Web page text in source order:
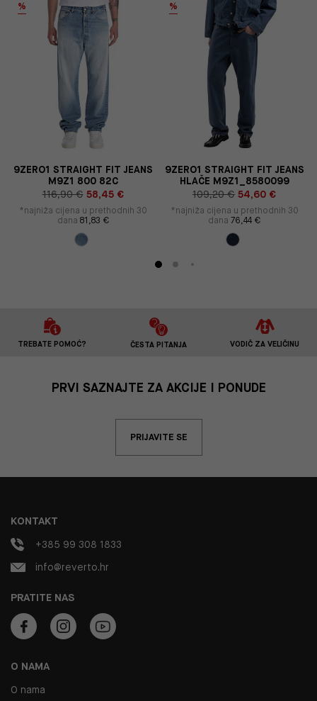
%
9ZERO1 STRAIGHT FIT JEANS
M9Z1 800 82C
116,90 € 58,45 €
*najniža cijena u prethodnih 30
dana 81,83 €
%
9ZERO1 STRAIGHT FIT JEANS
HLAČE M9Z1_8580099
109,20 € 54,60 €
*najniža cijena u prethodnih 30
dana 76,44 €
TREBATE POMOĆ? ČESTA PITANJA VODIČ ZA VELIČINU
PRVI SAZNAJTE ZA AKCIJE I PONUDE
PRIJAVITE SE
O NAMA
O nama
PRATITE NAS
KONTAKT
+385 99 308 1833
info@reverto.hr